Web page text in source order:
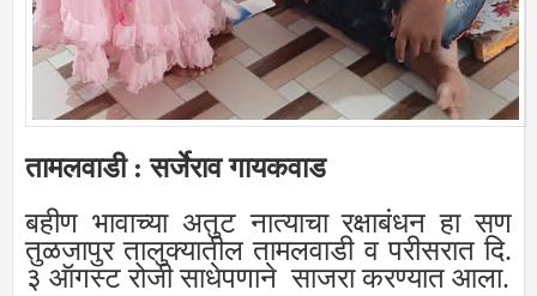
तामलवाडी : सर्जेराव गायकवाड
बहीण भावाच्या अतुट नात्याचा रक्षाबंधन हा सण
तुळजापुर तालुक्यातील तामलवाडी व परीसरात दि.
३ ऑगस्ट रोजी साधेपणाने साजरा करण्यात आला.